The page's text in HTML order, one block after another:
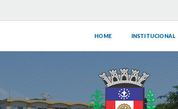
HOME INSTITUCIONAL